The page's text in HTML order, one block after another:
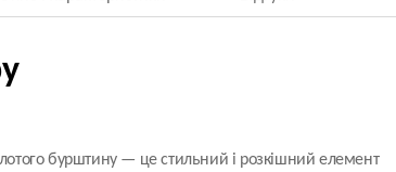
бурштину — це стильний і розкішний елемент